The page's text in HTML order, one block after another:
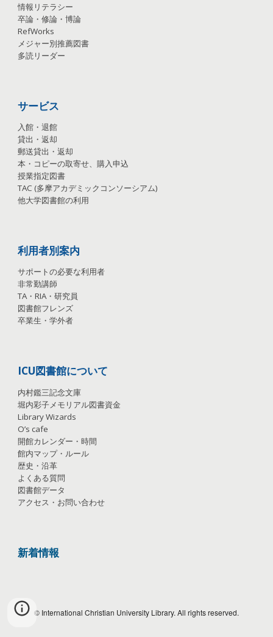
情報リテラシー
卒論・修論・博論
RefWorks
メジャー別推薦図書
多読リーダー
サービス
入館・退館
貸出・返却
郵送貸出・返却
本・コピーの取寄せ、購入申込
授業指定図書
TAC (多摩アカデミックコンソーシアム)
他大学図書館の利用
利用者別案内
サポートの必要な利用者
非常勤講師
TA・RIA・研究員
図書館フレンズ
卒業生・学外者
ICU図書館について
内村鑑三記念文庫
堀内彩子メモリアル図書資金
Library Wizards
O’s cafe
開館カレンダー・時間
館内マップ・ルール
歴史・沿革
よくある質問
図書館データ
アクセス・お問い合わせ
新着情報
© International Christian University Library. All rights reserved.